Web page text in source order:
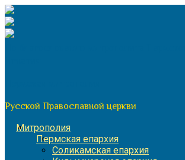
Перейти
к
содержимому
Русской Православной церкви
Митрополия
Пермская епархия
Соликамская епархия